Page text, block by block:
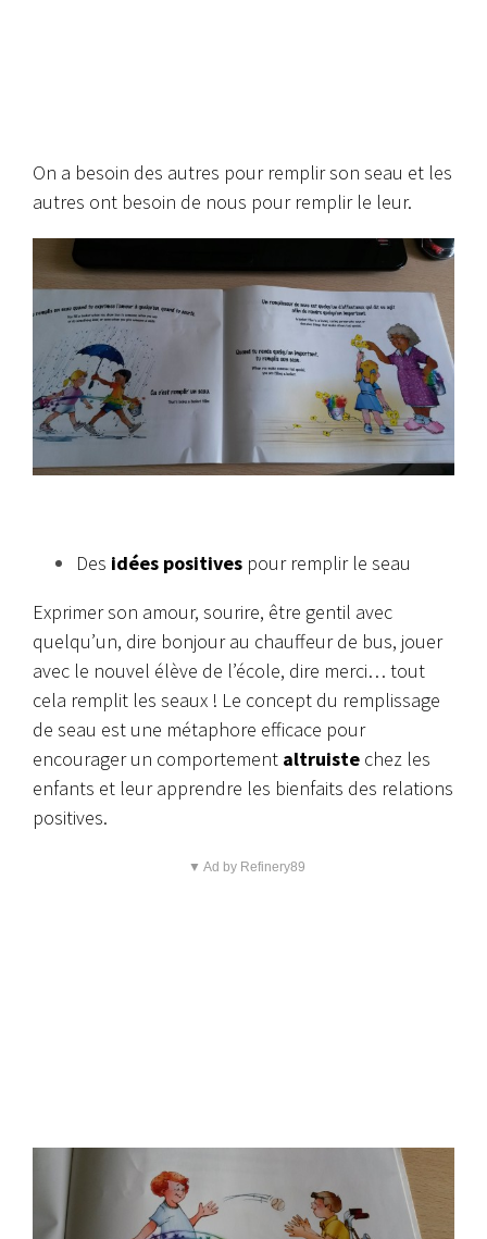
On a besoin des autres pour remplir son seau et les
autres ont besoin de nous pour remplir le leur.
Des idées positives pour remplir le seau
Exprimer son amour, sourire, être gentil avec
quelqu’un, dire bonjour au chauffeur de bus, jouer
avec le nouvel élève de l’école, dire merci… tout
cela remplit les seaux ! Le concept du remplissage
de seau est une métaphore efficace pour
encourager un comportement altruiste chez les
enfants et leur apprendre les bienfaits des relations
positives.
▼ Ad by Refinery89